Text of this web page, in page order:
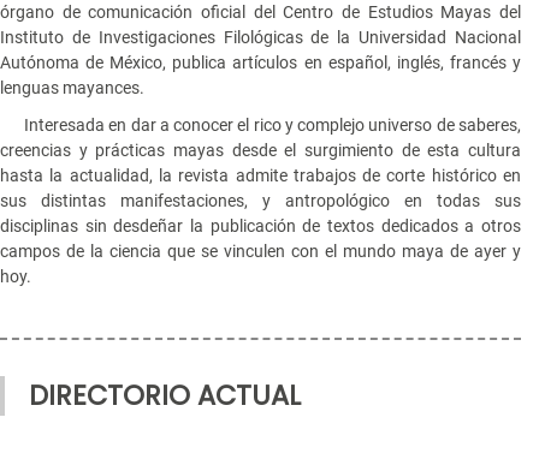
órgano de comunicación oficial del Centro de Estudios Mayas del
Instituto de Investigaciones Filológicas de la Universidad Nacional
Autónoma de México, publica artículos en español, inglés, francés y
lenguas mayances.
Interesada en dar a conocer el rico y complejo universo de saberes,
creencias y prácticas mayas desde el surgimiento de esta cultura
hasta la actualidad, la revista admite trabajos de corte histórico en
sus distintas manifestaciones, y antropológico en todas sus
disciplinas sin desdeñar la publicación de textos dedicados a otros
campos de la ciencia que se vinculen con el mundo maya de ayer y
hoy.
DIRECTORIO ACTUAL